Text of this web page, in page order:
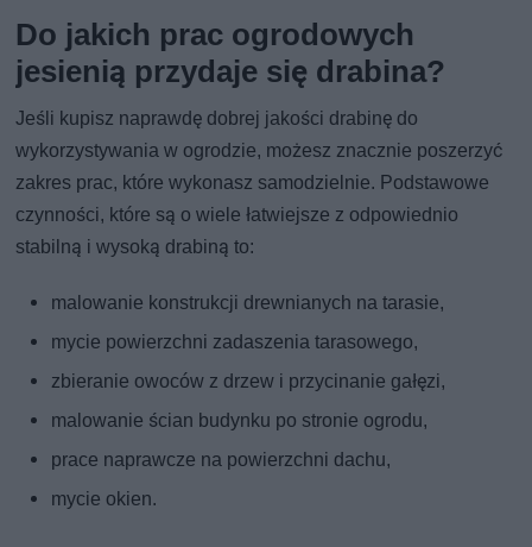
Do jakich prac ogrodowych
jesienią przydaje się drabina?
Jeśli kupisz naprawdę dobrej jakości drabinę do
wykorzystywania w ogrodzie, możesz znacznie poszerzyć
zakres prac, które wykonasz samodzielnie. Podstawowe
czynności, które są o wiele łatwiejsze z odpowiednio
stabilną i wysoką drabiną to:
malowanie konstrukcji drewnianych na tarasie,
mycie powierzchni zadaszenia tarasowego,
zbieranie owoców z drzew i przycinanie gałęzi,
malowanie ścian budynku po stronie ogrodu,
prace naprawcze na powierzchni dachu,
mycie okien.